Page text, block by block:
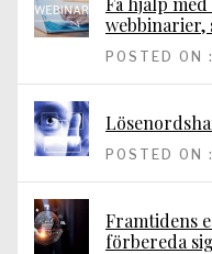
webbinarier,
POSTED ON :
POSTED ON :
Framtidens
förbereda